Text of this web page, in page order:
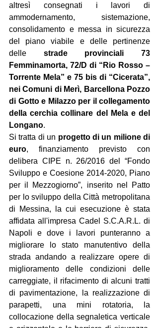
altresì consegnati i lavori di
ammodernamento, sistemazione,
consolidamento e messa in sicurezza
del piano viabile e delle pertinenze
delle strade provinciali 73
Femminamorta, 72/D di “Rio Rosso –
Torrente Mela” e 75 bis di “Cicerata”,
nei Comuni di Merì, Barcellona Pozzo
di Gotto e Milazzo per il collegamento
della cerchia collinare del Mela e del
Longano.
Si tratta di un progetto di un milione di
euro, finanziamento previsto con
delibera CIPE n. 26/2016 del “Fondo
Sviluppo e Coesione 2014-2020, Piano
per il Mezzogiorno”, inserito nel Patto
per lo sviluppo della Città metropolitana
di Messina, la cui esecuzione è stata
affidata all'impresa Cadel S.C.A.R.L. di
Napoli e dove i lavori punteranno a
migliorare lo stato manutentivo della
strada andando a realizzare opere di
miglioramento delle condizioni delle
carreggiate, il rifacimento di alcuni tratti
di pavimentazione, la realizzazione di
parapetti, una mini rotatoria, la
collocazione della segnaletica verticale